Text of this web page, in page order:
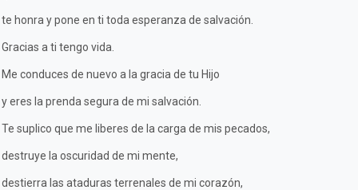
te honra y pone en ti toda esperanza de salvación.
Gracias a ti tengo vida.
Me conduces de nuevo a la gracia de tu Hijo
y eres la prenda segura de mi salvación.
Te suplico que me liberes de la carga de mis pecados,
destruye la oscuridad de mi mente,
destierra las ataduras terrenales de mi corazón,